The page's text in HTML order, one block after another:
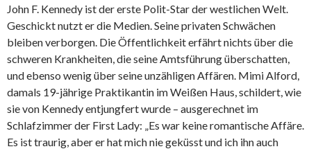
John F. Kennedy ist der erste Polit-Star der westlichen Welt.
Geschickt nutzt er die Medien. Seine privaten Schwächen
bleiben verborgen. Die Öffentlichkeit erfährt nichts über die
schweren Krankheiten, die seine Amtsführung überschatten,
und ebenso wenig über seine unzähligen Affären. Mimi Alford,
damals 19-jährige Praktikantin im Weißen Haus, schildert, wie
sie von Kennedy entjungfert wurde – ausgerechnet im
Schlafzimmer der First Lady: „Es war keine romantische Affäre.
Es ist traurig, aber er hat mich nie geküsst und ich ihn auch